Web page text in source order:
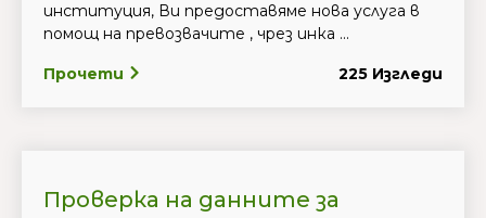
институция, Ви предоставяме нова услуга в
помощ на превозвачите , чрез инка ...
Прочети 225 Изгледи
Проверка на данните за